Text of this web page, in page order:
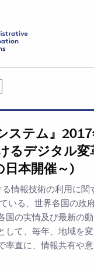
ステム』
るデジタル変
日本開催～)
情報技術の利用に関
いる、世界各国の政
国の実情及び最新の
して、毎年、地域を
率直に、情報共有や